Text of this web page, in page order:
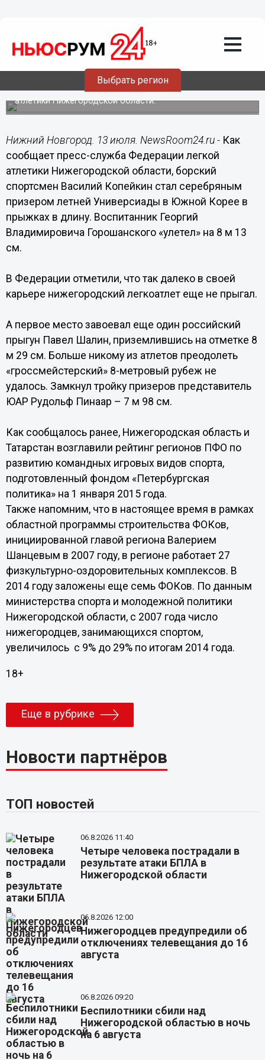
Выбрать регион
13.07.201513:54
Нижегородский прыгун взял «серебро»
на Универсиаде в Корее
Об этом сообщает пресс-служба Федерации легкой
атлетики Нижегородской области.
Нижний Новгород. 13 июля. NewsRoom24.ru - Как
сообщает пресс-служба Федерации легкой
атлетики Нижегородской области, борский
спортсмен Василий Копейкин стал серебряным
призером летней Универсиады в Южной Корее в
прыжках в длину. Воспитанник Георгий
Владимировича Горошанского «улетел» на 8 м 13
см.
В Федерации отметили, что так далеко в своей
карьере нижегородский легкоатлет еще не прыгал.
А первое место завоевал еще один российский
прыгун Павел Шалин, приземлившись на отметке 8
м 29 см. Больше никому из атлетов преодолеть
«гроссмейстерский» 8-метровый рубеж не
удалось. Замкнул тройку призеров представитель
ЮАР Рудольф Пинаар – 7 м 98 см.
Как сообщалось ранее, Нижегородская область и
Татарстан возглавили рейтинг регионов ПФО по
развитию командных игровых видов спорта,
подготовленный фондом «Петербургская
политика» на 1 января 2015 года.
Также напомним, что в настоящее время в рамках
областной программы строительства ФОКов,
инициированной главой региона Валерием
Шанцевым в 2007 году, в регионе работает 27
физкультурно-оздоровительных комплексов. В
2014 году заложены еще семь ФОКов. По данным
министерства спорта и молодежной политики
Нижегородской области, с 2007 года число
нижегородцев, занимающихся спортом,
увеличилось с 9% до 29% по итогам 2014 года.
18+
Еще в рубрике
Новости партнёров
ТОП новостей
06.8.2026 11:40
Четыре человека пострадали в
результате атаки БПЛА в
Нижегородской области
06.8.2026 12:00
Нижегородцев предупредили об
отключениях телевещания до 16
августа
06.8.2026 09:20
Беспилотники сбили над
Нижегородской областью в ночь
на 6 августа